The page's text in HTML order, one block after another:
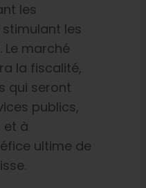
les
les
marché
la fiscalité,
qui seront
publics,
et à
ultime de